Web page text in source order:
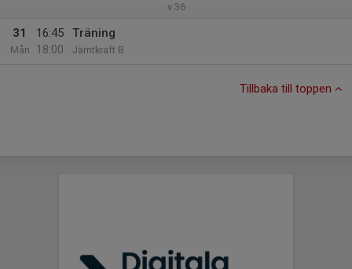
v.36
31
Mån
16:45
18:00
Träning
Jämtkraft B
Tillbaka till toppen